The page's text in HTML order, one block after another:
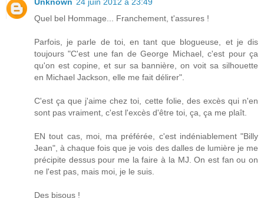
Quel bel Hommage... Franchement, t'assures !
Parfois, je parle de toi, en tant que blogueuse, et je dis
toujours "C'est une fan de George Michael, c'est pour ça
qu'on est copine, et sur sa bannière, on voit sa silhouette
en Michael Jackson, elle me fait délirer".
C'est ça que j'aime chez toi, cette folie, des excès qui n'en
sont pas vraiment, c'est l'excès d'être toi, ça, ça me plaît.
EN tout cas, moi, ma préférée, c'est indéniablement "Billy
Jean", à chaque fois que je vois des dalles de lumière je me
précipite dessus pour me la faire à la MJ. On est fan ou on
ne l'est pas, mais moi, je le suis.
Des bisous !